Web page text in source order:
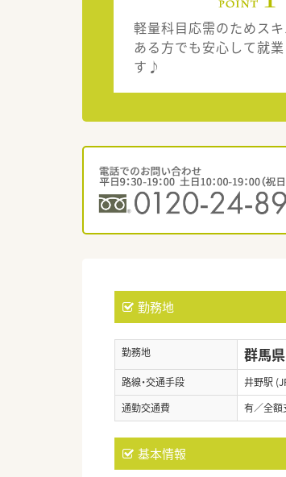
軽量科目応需のためス
ある方でも安心して就
す♪
勤務地
勤務地 群馬
路線・交通手段
井野駅
通勤交通費
有／全額
基本情報